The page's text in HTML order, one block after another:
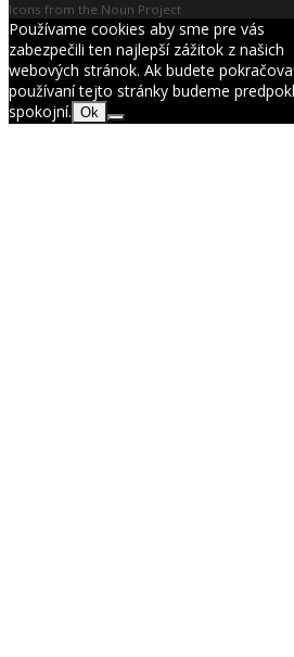
Icons from the Noun Project
Používame cookies aby sme pre vás
zabezpečili ten najlepší zážitok z našich
webových stránok. Ak budete
používaní tejto stránky budeme
spokojní. Ok